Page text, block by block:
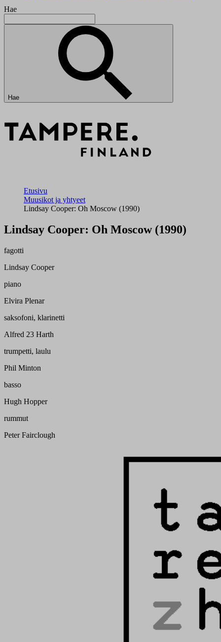
Hae
Hae
Etusivu
Muusikot ja yhtyeet
Lindsay Cooper: Oh Moscow (1990)
Lindsay Cooper: Oh Moscow (1990)
fagotti
Lindsay Cooper
piano
Elvira Plenar
saksofoni, klarinetti
Alfred 23 Harth
trumpetti, laulu
Phil Minton
basso
Hugh Hopper
rummut
Peter Fairclough